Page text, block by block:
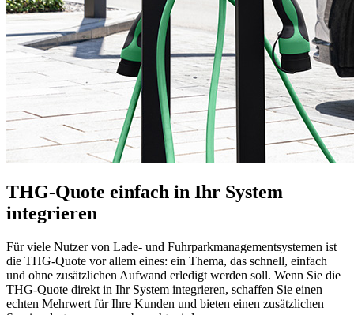
THG-Quote einfach in Ihr System
integrieren
Für viele Nutzer von Lade- und Fuhrparkmanagementsystemen ist
die THG-Quote vor allem eines: ein Thema, das schnell, einfach
und ohne zusätzlichen Aufwand erledigt werden soll. Wenn Sie die
THG-Quote direkt in Ihr System integrieren, schaffen Sie einen
echten Mehrwert für Ihre Kunden und bieten einen zusätzlichen